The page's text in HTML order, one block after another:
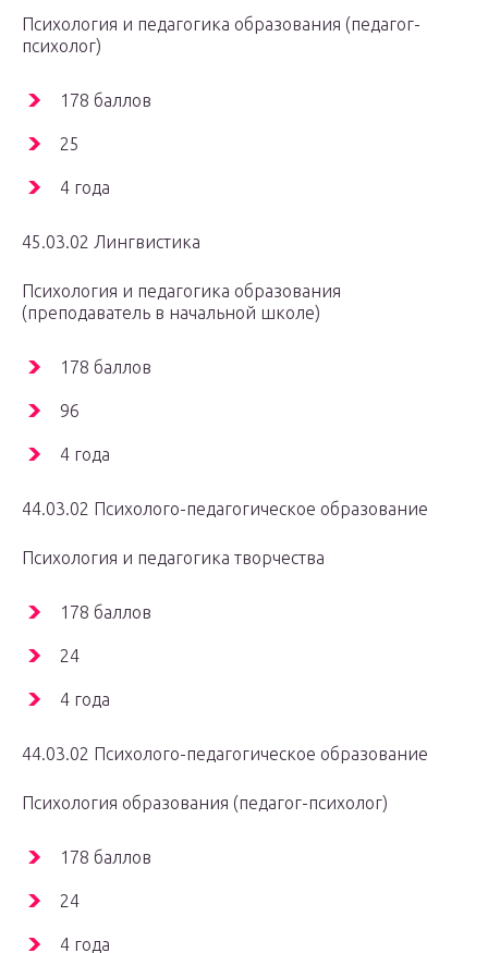
Психология и педагогика образования (педагог-
психолог)
178 баллов
25
4 года
45.03.02 Лингвистика
Психология и педагогика образования
(преподаватель в начальной школе)
178 баллов
96
4 года
44.03.02 Психолого-педагогическое образование
Психология и педагогика творчества
178 баллов
24
4 года
44.03.02 Психолого-педагогическое образование
Психология образования (педагог-психолог)
178 баллов
24
4 года